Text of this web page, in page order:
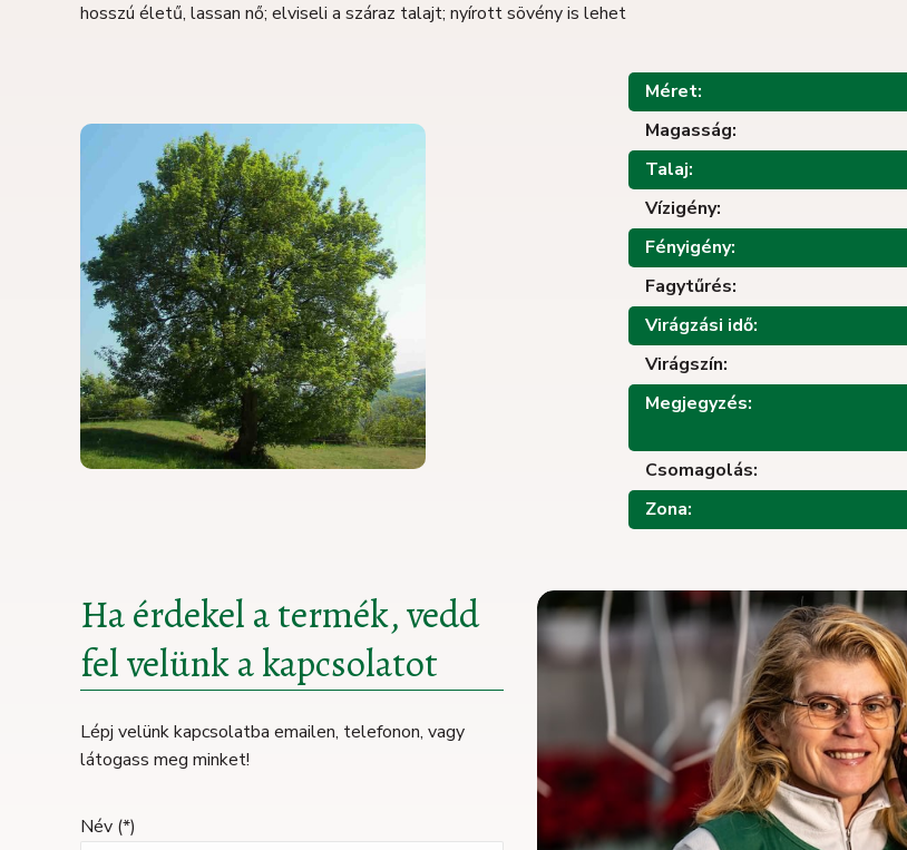
hosszú életű, lassan nő; elviseli a száraz talajt; nyírott sövény is lehet
Méret:
Magasság:
Talaj:
Vízigény:
Fényigény:
Fagytűrés:
Virágzási idő:
Virágszín:
Megjegyzés:
Csomagolás:
Zona:
Ha érdekel a termék, vedd
fel velünk a kapcsolatot
Lépj velünk kapcsolatba emailen, telefonon, vagy
látogass meg minket!
Név (*)